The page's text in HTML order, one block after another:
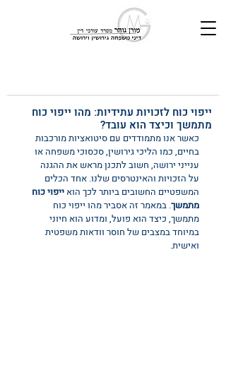
ייפוי כוח לזכויות עתידיות: מהו ייפוי כוח
מתמשך וכיצד הוא עובד?
כאשר אנו מתמודדים עם סיטואציות מורכבות
בחיים, כמו הליכי גירושין, סכסוכי משפחה או
ענייני ירושה, חשוב לתכנן מראש את ההגנה
על הזכויות והאינטרסים שלנו. אחד הכלים
המשפטיים החשובים ביותר לכך הוא ייפוי כוח
מתמשך. במאמר זה אסביר מהו ייפוי כוח
מתמשך, כיצד הוא פועל, ומדוע הוא חיוני
במיוחד במצבים של חוסר וודאות משפטית
ואישית.